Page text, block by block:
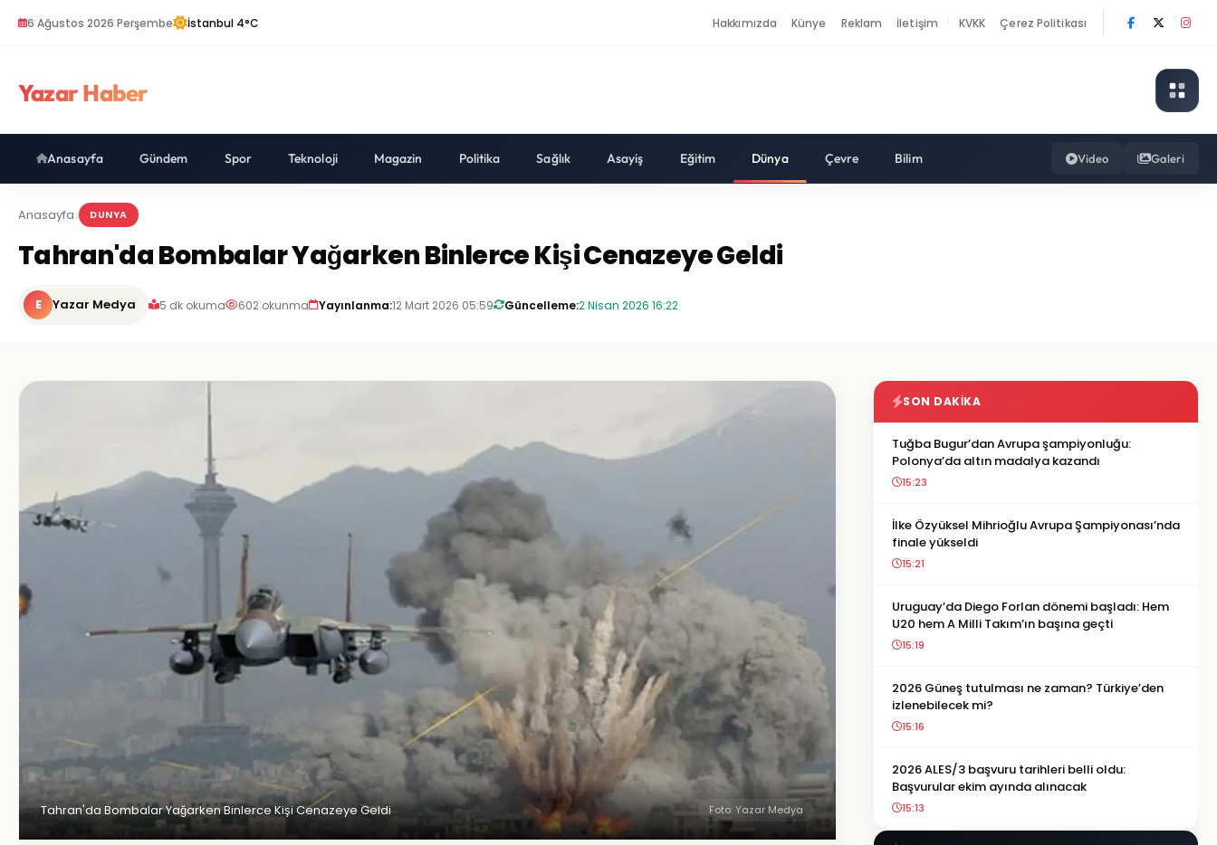
6 Ağustos 2026 Perşembe İstanbul 4°C Hakkımızda Künye Reklam İletişim KVKK Çerez Politikası
Yazar Haber
Anasayfa Gündem Spor Teknoloji Magazin Politika Sağlık Asayiş Eğitim Dünya Çevre Bilim Video Galeri
Anasayfa DUNYA
Tahran'da Bombalar Yağarken Binlerce Kişi Cenazeye Geldi
E Yazar Medya 5 dk okuma 602 okunma Yayınlanma:12 Mart 2026 05:59 Güncelleme:2 Nisan 2026 16:22
Tahran'da Bombalar Yağarken Binlerce Kişi Cenazeye Geldi Foto: Yazar Medya
SON DAKIKA
Tuğba Bugur’dan Avrupa şampiyonluğu:
Polonya’da altın madalya kazandı
15:23
İlke Özyüksel Mihrioğlu Avrupa Şampiyonası’nda
finale yükseldi
15:21
Uruguay’da Diego Forlan dönemi başladı: Hem
U20 hem A Milli Takım’ın başına geçti
15:19
2026 Güneş tutulması ne zaman? Türkiye’den
izlenebilecek mi?
15:16
2026 ALES/3 başvuru tarihleri belli oldu:
Başvurular ekim ayında alınacak
15:13